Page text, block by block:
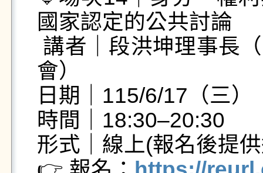
國家認定的公共討論
會）
日期｜115/6/17（三）
時間｜18:30–20:30
形式｜線上(報名後提